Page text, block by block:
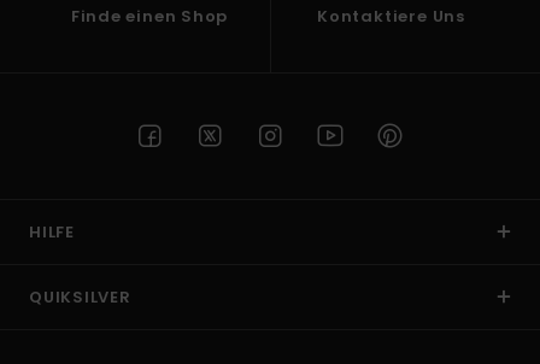
Finde einen Shop Kontaktiere Uns
HILFE
QUIKSILVER